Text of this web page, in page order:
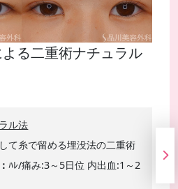
る二重術ナチュラル
ル法
て糸で留める埋没法の二重術
ﾊﾚ/痛み:3～5日位 内出血:1～2